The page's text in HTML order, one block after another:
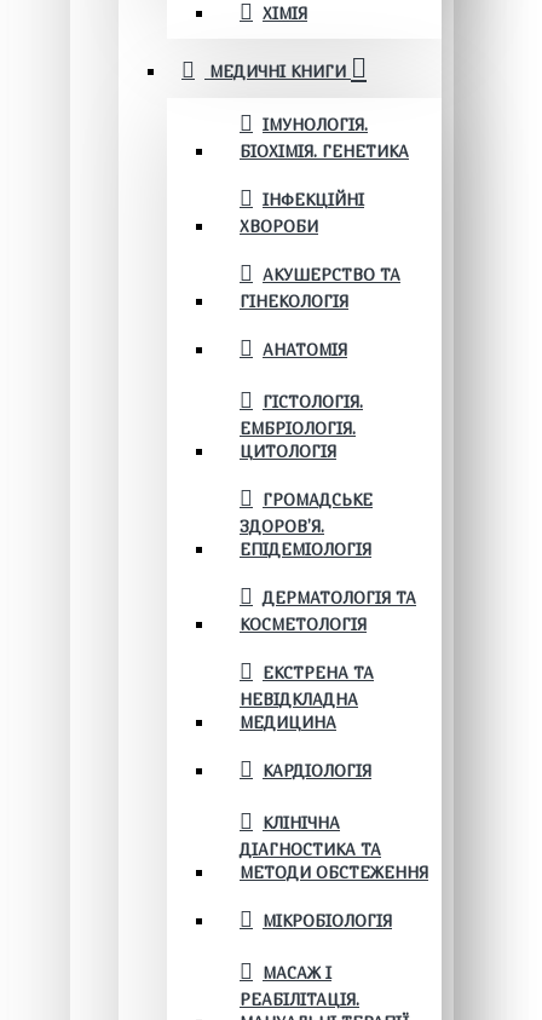
ХІМІЯ
МЕДИЧНІ КНИГИ
ІМУНОЛОГІЯ.
БІОХІМІЯ. ГЕНЕТИКА
ІНФЕКЦІЙНІ
ХВОРОБИ
АКУШЕРСТВО ТА
ГІНЕКОЛОГІЯ
АНАТОМІЯ
ГІСТОЛОГІЯ.
ЕМБРІОЛОГІЯ.
ЦИТОЛОГІЯ
ГРОМАДСЬКЕ
ЗДОРОВ’Я.
ЕПІДЕМІОЛОГІЯ
ДЕРМАТОЛОГІЯ ТА
КОСМЕТОЛОГІЯ
ЕКСТРЕНА ТА
НЕВІДКЛАДНА
МЕДИЦИНА
КАРДІОЛОГІЯ
КЛІНІЧНА
ДІАГНОСТИКА ТА
МЕТОДИ ОБСТЕЖЕННЯ
МІКРОБІОЛОГІЯ
МАСАЖ І
РЕАБІЛІТАЦІЯ.